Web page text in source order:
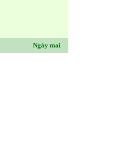
Ngày mai